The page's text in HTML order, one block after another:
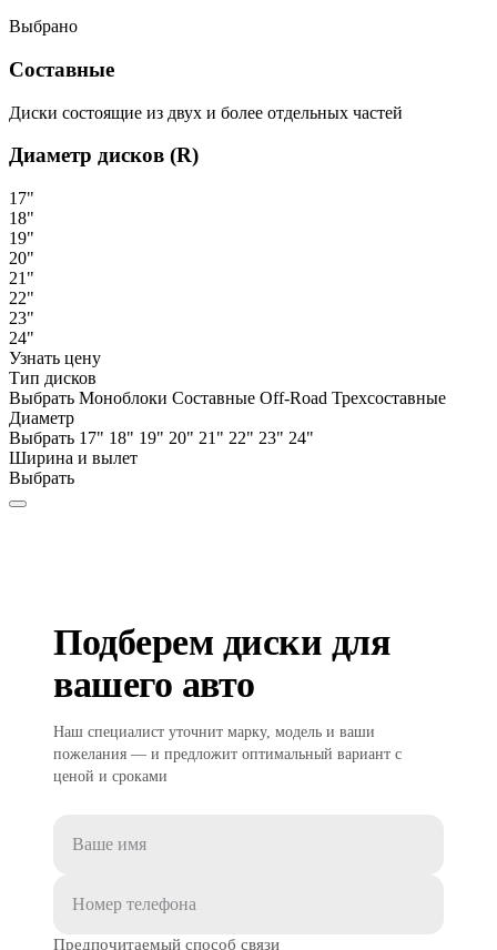
Выбрано
Составные
Диски состоящие из двух и более отдельных частей
Диаметр дисков (R)
17"
18"
19"
20"
21"
22"
23"
24"
Узнать цену
Тип дисков
Выбрать Моноблоки Составные Off-Road Трехсоставные
Диаметр
Выбрать 17" 18" 19" 20" 21" 22" 23" 24"
Ширина и вылет
Выбрать
Подберем диски для
вашего авто
Наш специалист уточнит марку, модель и ваши
пожелания — и предложит оптимальный вариант с
ценой и сроками
Предпочитаемый способ связи